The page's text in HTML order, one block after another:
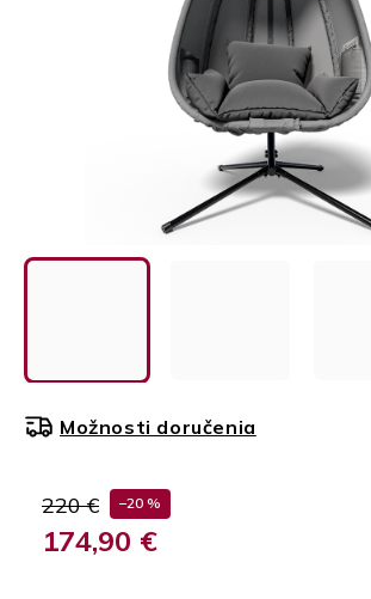
220 € –20 %
174,90 €
Možnosti doručenia